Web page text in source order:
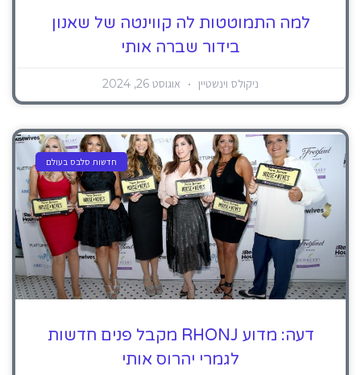
למה התמוטטות לה קווינטה של ​​שאנון
בידור שברה אותי
ניקולס וינשטיין אוגוסט 26, 2024
חדשות סלבס בעולם
דעה: מדוע RHONJ מקבל פנים חדשות
לגמרי יהרוס אותי